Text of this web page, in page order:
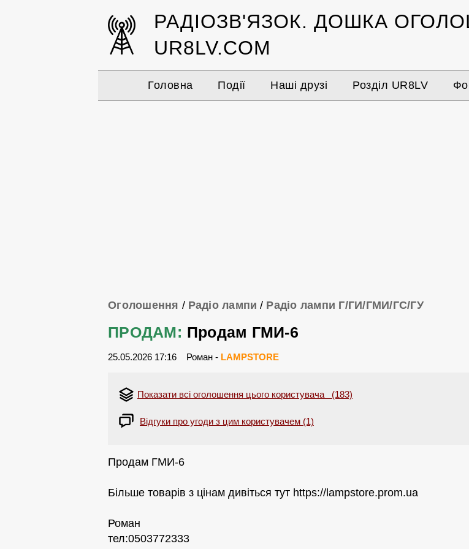
РАДІОЗВ'ЯЗОК. ДОШКА
UR8LV.COM
Головна Події Наші друзі Розділ UR8LV
Оголошення / Радіо лампи / Радіо лампи Г/ГИ/ГМИ/ГС/ГУ
ПРОДАМ: Продам ГМИ-6
25.05.2026 17:16 Роман - LAMPSTORE
Показати всі оголошення цього користувача (183)
Відгуки про угоди з цим користувачем (1)
Продам ГМИ-6
Більше товарів з цінам дивіться тут https://lampstore.prom.ua
Роман
тел:0503772333